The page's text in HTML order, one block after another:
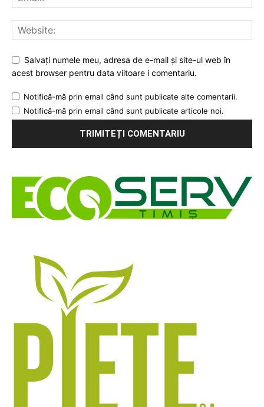
Salvați numele meu, adresa de e-mail și site-ul web în
acest browser pentru data viitoare i comentariu.
Notifică-mă prin email când sunt publicate alte comentarii.
Notifică-mă prin email când sunt publicate articole noi.